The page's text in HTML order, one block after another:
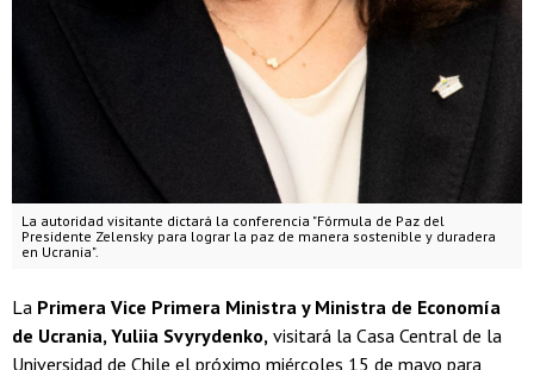
La autoridad visitante dictará la conferencia "Fórmula de Paz del
Presidente Zelensky para lograr la paz de manera sostenible y duradera
en Ucrania".
La Primera Vice Primera Ministra y Ministra de Economía
de Ucrania, Yuliia Svyrydenko, visitará la Casa Central de la
Universidad de Chile el próximo miércoles 15 de mayo para